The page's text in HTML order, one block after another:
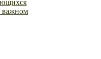
важном